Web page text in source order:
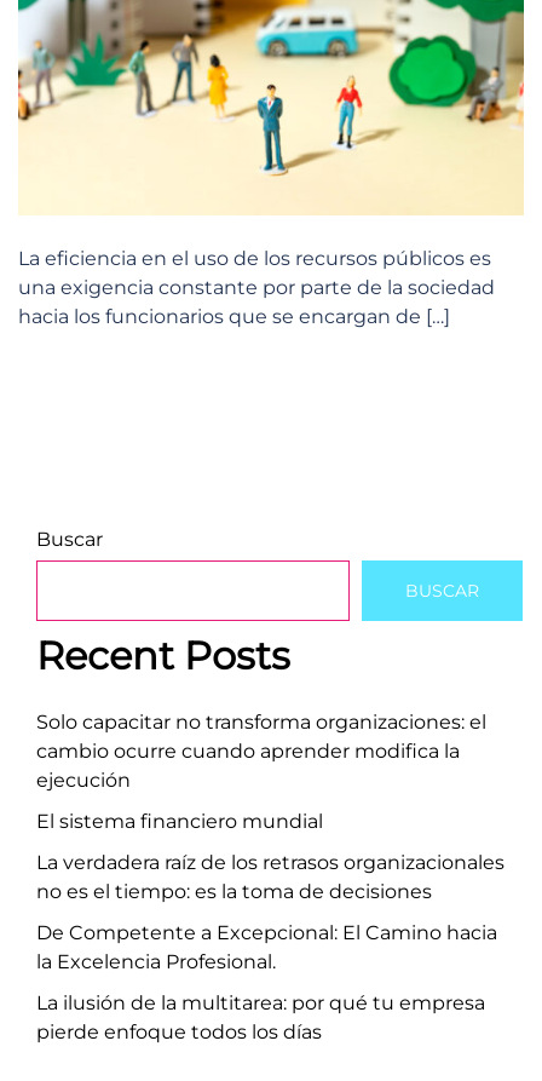
La eficiencia en el uso de los recursos públicos es
una exigencia constante por parte de la sociedad
hacia los funcionarios que se encargan de […]
Buscar
BUSCAR
Recent Posts
Solo capacitar no transforma organizaciones: el
cambio ocurre cuando aprender modifica la
ejecución
El sistema financiero mundial
La verdadera raíz de los retrasos organizacionales
no es el tiempo: es la toma de decisiones
De Competente a Excepcional: El Camino hacia
la Excelencia Profesional.
La ilusión de la multitarea: por qué tu empresa
pierde enfoque todos los días